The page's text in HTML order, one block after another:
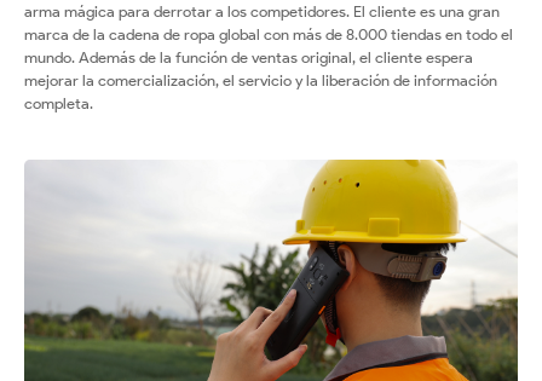
para...
arma mágica para derrotar a los competidores. El cliente es una gran
marca de la cadena de ropa global con más de 8.000 tiendas en todo el
mundo. Además de la función de ventas original, el cliente espera
mejorar la comercialización, el servicio y la liberación de información
completa.